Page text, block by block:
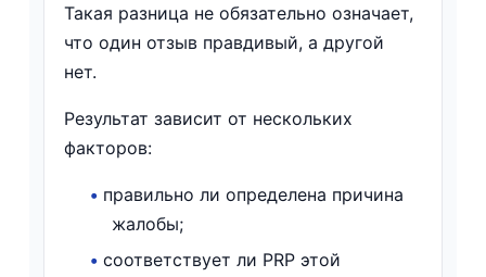
Такая разница не обязательно означает,
что один отзыв правдивый, а другой
нет.
Результат зависит от нескольких
факторов:
• правильно ли определена причина
жалобы;
• соответствует ли PRP этой